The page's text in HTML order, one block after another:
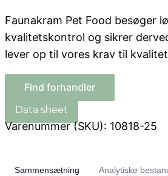
Faunakram Pet Food besøger
kvalitetskontrol og sikrer
lever op til vores krav til
Find forhandler
Varenummer (SKU): 10818-25
Sammensætning Analytiske